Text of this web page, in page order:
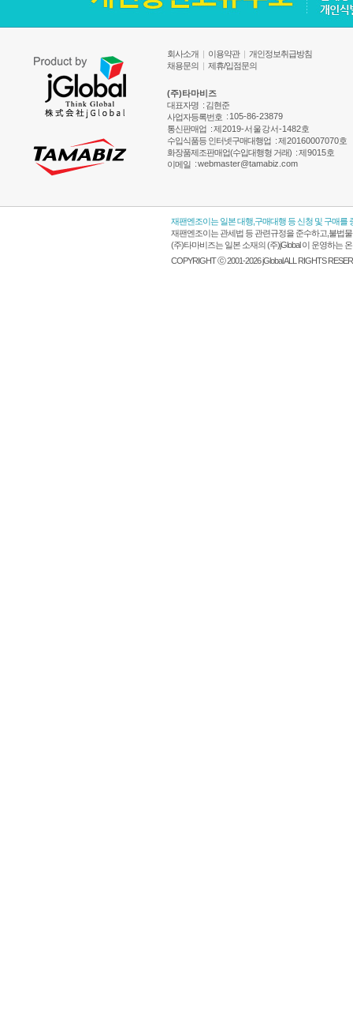
회사소개 | 이용약관 | 개인정보취급방침
채용문의 | 제휴/입점문의
(주)타마비즈
대표자명 : 김현준
사업자등록번호 : 105-86-23879
통신판매업 :제2019-서울강서-1482호
수입식품등 인터넷구매대행업 :제20160007070호
화장품제조판매업(수입대행형 거래) :제9015호
이메일 :webmaster@tamabiz.com
재팬엔조이는 일본 대행,구매대행 등 신청 및 구매
재팬엔조이는 관세법 등 관련규정을 준수하고,불법
(주)타마비즈는 일본 소재의 (주)jGlobal 이 운영하는
COPYRIGHT ⓒ 2001-2026 jGlobal ALL RIGHTS